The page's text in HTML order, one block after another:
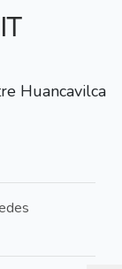
Huancavilca